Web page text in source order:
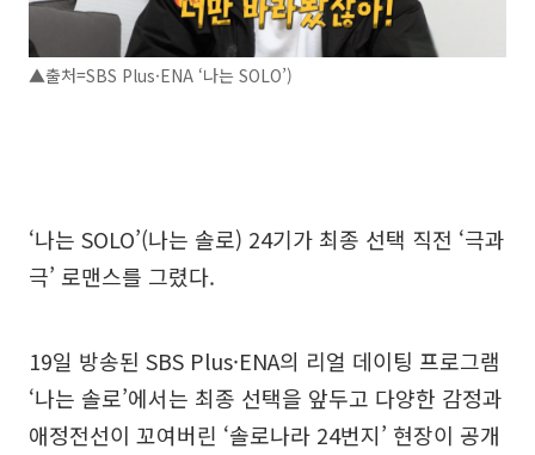
▲출처=SBS Plus·ENA ‘나는 SOLO’)
‘나는 SOLO’(나는 솔로) 24기가 최종 선택 직전 ‘극과
극’ 로맨스를 그렸다.
19일 방송된 SBS Plus·ENA의 리얼 데이팅 프로그램
‘나는 솔로’에서는 최종 선택을 앞두고 다양한 감정과
애정전선이 꼬여버린 ‘솔로나라 24번지’ 현장이 공개